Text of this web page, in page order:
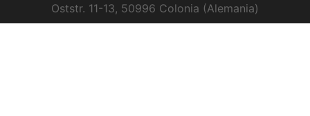
Oststr. 11-13, 50996 Colonia (Alemania)